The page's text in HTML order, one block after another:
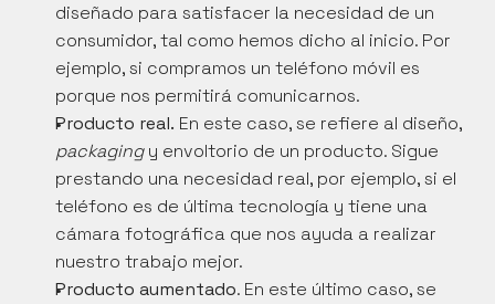
diseñado para satisfacer la necesidad de un
consumidor, tal como hemos dicho al inicio. Por
ejemplo, si compramos un teléfono móvil es
porque nos permitirá comunicarnos.
Producto real.
packaging y envoltorio de un producto. Sigue
prestando una necesidad real, por ejemplo, si el
teléfono es de última tecnología y tiene una
cámara fotográfica que nos ayuda a realizar
nuestro trabajo mejor.
Producto aumentado. En este último caso, se